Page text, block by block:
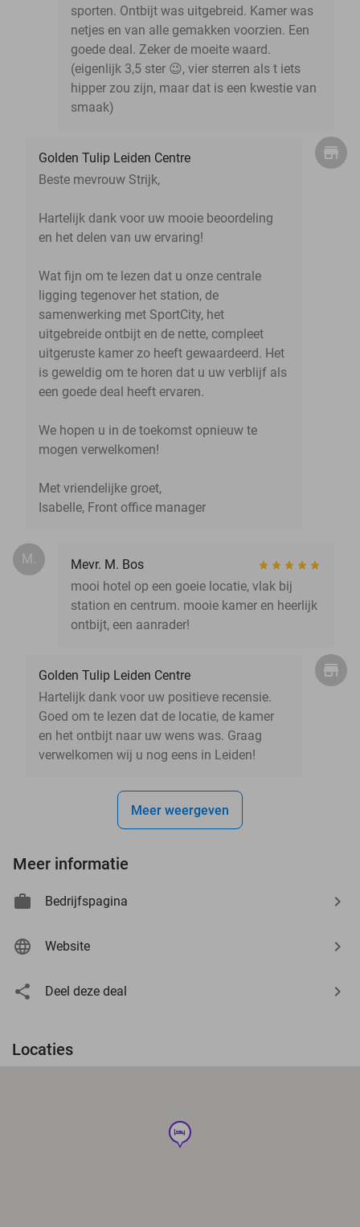
sporten. Ontbijt was uitgebreid. Kamer was
netjes en van alle gemakken voorzien. Een
goede deal. Zeker de moeite waard.
(eigenlijk 3,5 ster 😉, vier sterren als t iets
hipper zou zijn, maar dat is een kwestie van
smaak)
Golden Tulip Leiden Centre
Beste mevrouw Strijk,
Hartelijk dank voor uw mooie beoordeling
en het delen van uw ervaring!
Wat fijn om te lezen dat u onze centrale
ligging tegenover het station, de
samenwerking met SportCity, het
uitgebreide ontbijt en de nette, compleet
uitgeruste kamer zo heeft gewaardeerd. Het
is geweldig om te horen dat u uw verblijf als
een goede deal heeft ervaren.
We hopen u in de toekomst opnieuw te
mogen verwelkomen!
Met vriendelijke groet,
Isabelle, Front office manager
M.
Mevr. M. Bos
mooi hotel op een goeie locatie, vlak bij
station en centrum. mooie kamer en heerlijk
ontbijt, een aanrader!
Golden Tulip Leiden Centre
Hartelijk dank voor uw positieve recensie.
Goed om te lezen dat de locatie, de kamer
en het ontbijt naar uw wens was. Graag
verwelkomen wij u nog eens in Leiden!
Meer weergeven
Meer informatie
Bedrijfspagina
Website
Deel deze deal
Locaties
hotel